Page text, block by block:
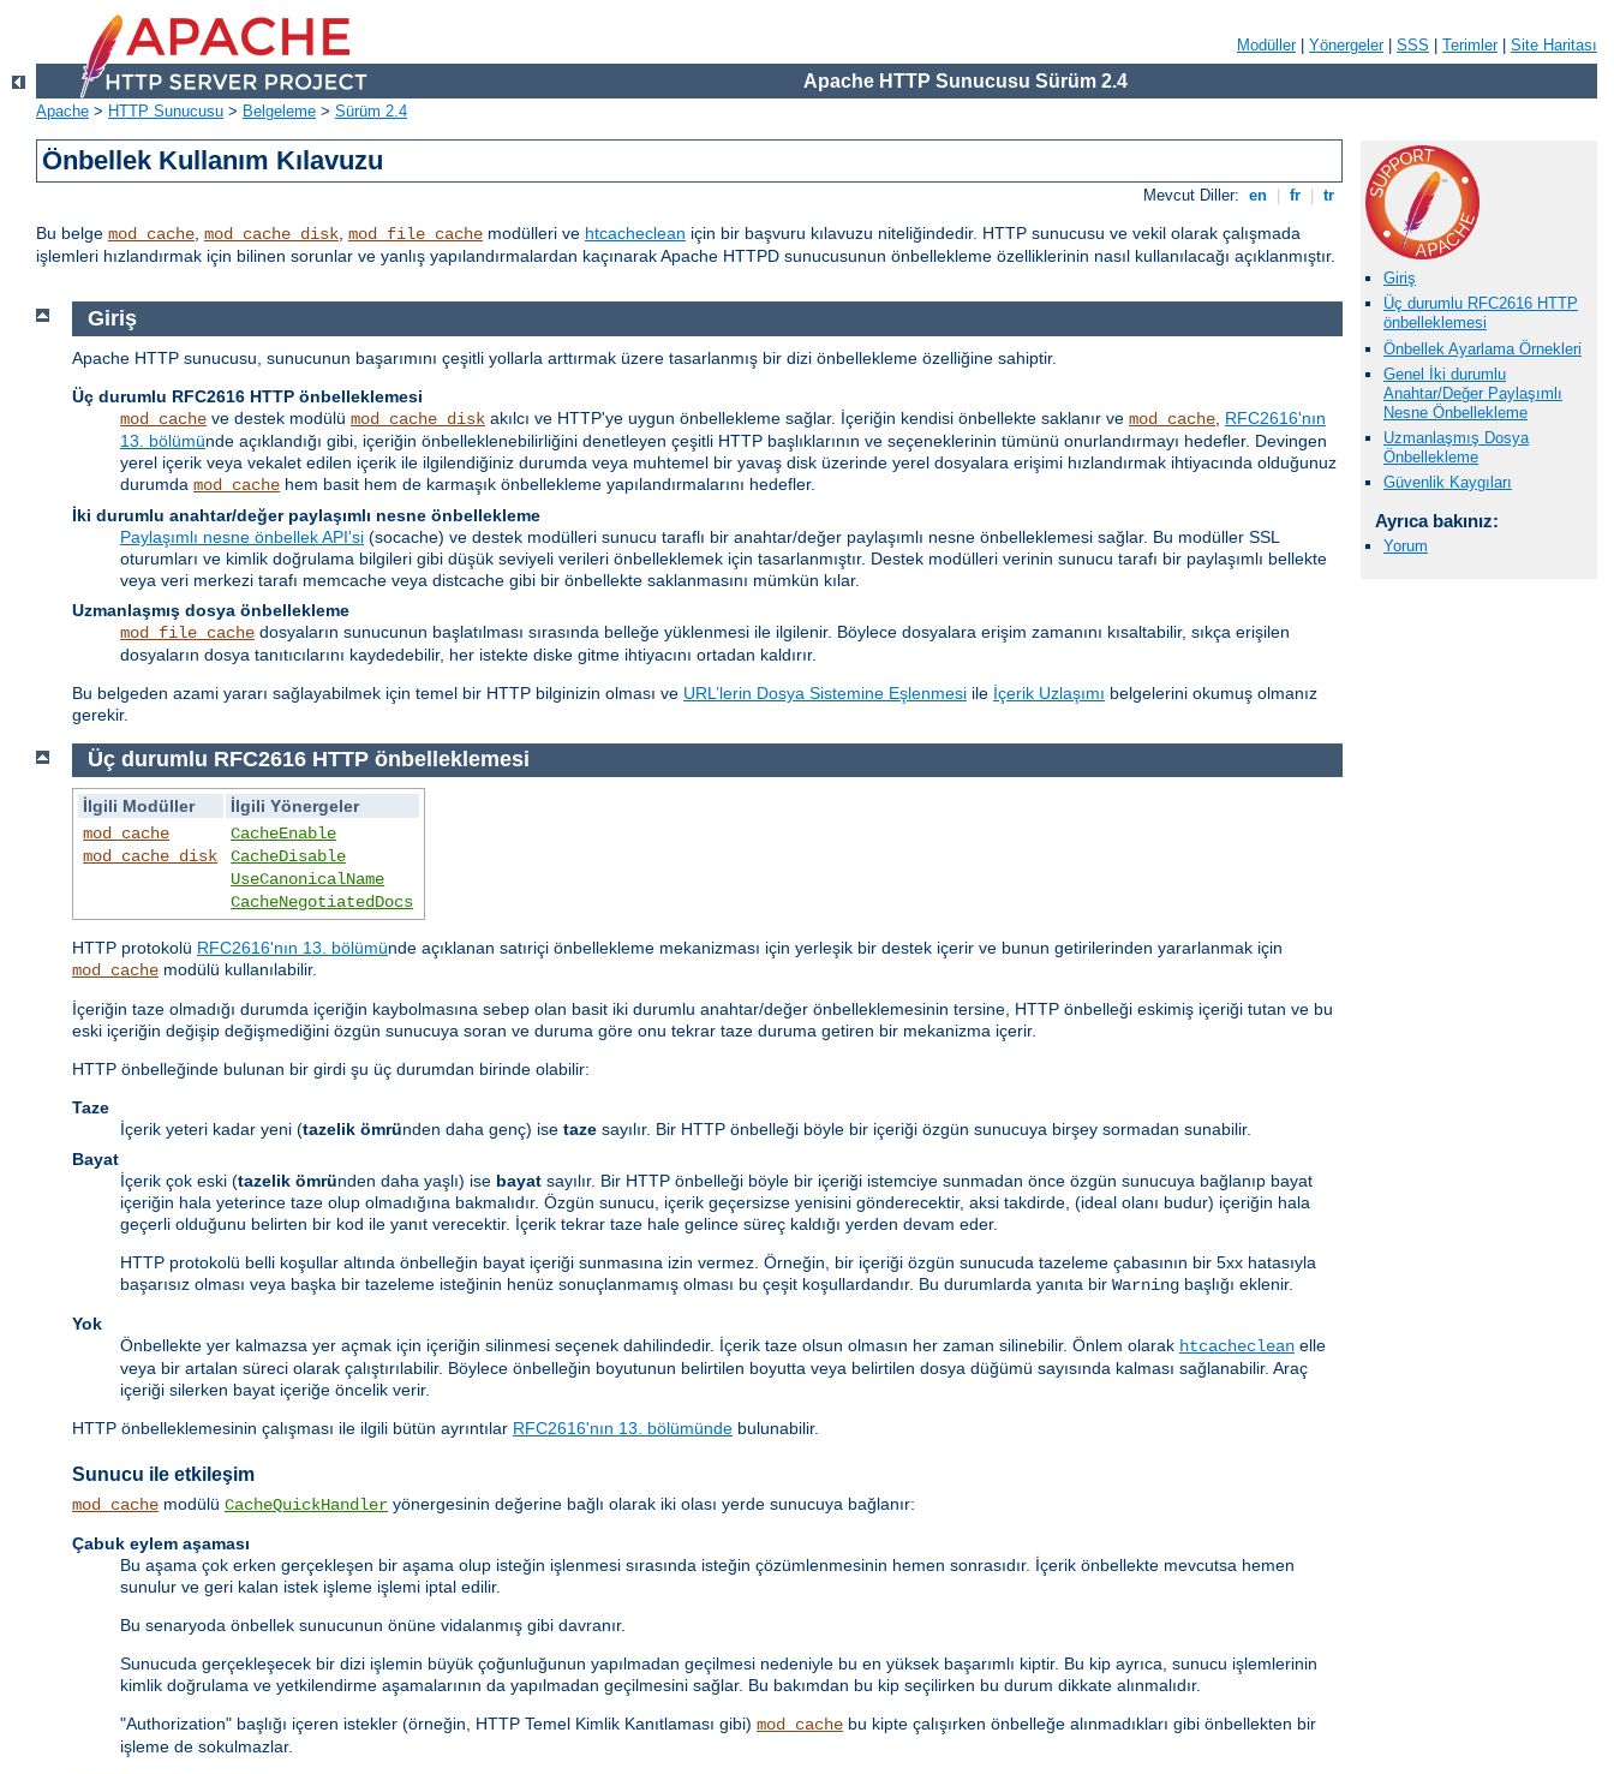
Modüller| Yönergeler| SSS Terimler| Site Haritası
Apache HTTP Sunucusu Sürüm 2.4
Apache > HTTP Sunucusu > Belgeleme > Sürüm 2.4
Önbellek Kullanım Kılavuzu
Mevcut Diller: en fr tr
Bu belge mod_cache, mod_cache_disk, mod_file_cache modülleri ve htcacheclean için bir başvuru kılavuzu niteliğindedir. HTTP sunucusu ve vekil olarak çalışmada
işlemleri hızlandırmak için bilinen sorunlar ve yanlış yapılandırmalardan kaçınarak Apache HTTPD sunucusunun önbellekleme özelliklerinin nasıl kullanılacağı açıklanmıştır.
Giriş
Üç durumlu RFC2616 HTTP
önbelleklemesi
Önbellek Ayarlama Örnekleri
Genel İki durumlu
Anahtar/Değer Paylaşımlı
Nesne Önbellekleme
Uzmanlaşmış Dosya
Önbellekleme
Güvenlik Kaygıları
Ayrıca bakınız:
Yorum
Giriş
Apache HTTP sunucusu, sunucunun başarımını çeşitli yollarla arttırmak üzere tasarlanmış bir dizi önbellekleme özelliğine sahiptir.
Üç durumlu RFC2616 HTTP önbelleklemesi
mod_cache ve destek modülü mod_cache_disk akılcı ve HTTP'ye uygun önbellekleme sağlar. İçeriğin kendisi önbellekte saklanır ve mod_cache RFC2616'nın
13. bölümünde açıklandığı gibi, içeriğin önbelleklenebilirliğini denetleyen çeşitli HTTP başlıklarının ve seçeneklerinin tümünü onurlandırmayı hedefler. Devingen
yerel içerik veya vekalet edilen içerik ile ilgilendiğiniz durumda veya muhtemel bir yavaş disk üzerinde yerel dosyalara erişimi hızlandırmak ihtiyacında olduğunuz
durumda mod_cache hem basit hem de karmaşık önbellekleme yapılandırmalarını hedefler.
İki durumlu anahtar/değer paylaşımlı nesne önbellekleme
Paylaşımlı nesne önbellek API'si (socache) ve destek modülleri sunucu taraflı bir anahtar/değer paylaşımlı nesne önbelleklemesi sağlar. Bu modüller SSL
oturumları ve kimlik doğrulama bilgileri gibi düşük seviyeli verileri önbelleklemek için tasarlanmıştır. Destek modülleri verinin sunucu tarafı bir paylaşımlı bellekte
veya veri merkezi tarafı memcache veya distcache gibi bir önbellekte saklanmasını mümkün kılar.
Uzmanlaşmış dosya önbellekleme
mod_file_cache dosyaların sunucunun başlatılması sırasında belleğe yüklenmesi ile ilgilenir. Böylece dosyalara erişim zamanını kısaltabilir, sıkça erişilen
dosyaların dosya tanıtıcılarını kaydedebilir, her istekte diske gitme ihtiyacını ortadan kaldırır.
Bu belgeden azami yararı sağlayabilmek için temel bir HTTP bilginizin olması ve URL’lerin Dosya Sistemine Eşlenmesi ile İçerik Uzlaşımı belgelerini okumuş olmanız
gerekir.
Üç durumlu RFC2616 HTTP önbelleklemesi
İlgili Modüller
İlgili Yönergeler
mod_cache
mod_cache_disk
CacheEnable
CacheDisable
UseCanonicalName
CacheNegotiatedDocs
HTTP protokolü RFC2616'nın 13. bölümünde açıklanan satıriçi önbellekleme mekanizması için yerleşik bir destek içerir ve bunun getirilerinden yararlanmak için
mod_cache modülü kullanılabilir.
İçeriğin taze olmadığı durumda içeriğin kaybolmasına sebep olan basit iki durumlu anahtar/değer önbelleklemesinin tersine, HTTP önbelleği eskimiş içeriği tutan ve bu
eski içeriğin değişip değişmediğini özgün sunucuya soran ve duruma göre onu tekrar taze duruma getiren bir mekanizma içerir.
HTTP önbelleğinde bulunan bir girdi şu üç durumdan birinde olabilir:
Taze
İçerik yeteri kadar yeni (tazelik ömründen daha genç) ise taze sayılır. Bir HTTP önbelleği böyle bir içeriği özgün sunucuya birşey sormadan sunabilir.
Bayat
İçerik çok eski (tazelik ömründen daha yaşlı) ise bayat sayılır. Bir HTTP önbelleği böyle bir içeriği istemciye sunmadan önce özgün sunucuya bağlanıp bayat
içeriğin hala yeterince taze olup olmadığına bakmalıdır. Özgün sunucu, içerik geçersizse yenisini gönderecektir, aksi takdirde, (ideal olanı budur) içeriğin hala
geçerli olduğunu belirten bir kod ile yanıt verecektir. İçerik tekrar taze hale gelince süreç kaldığı yerden devam eder.
HTTP protokolü belli koşullar altında önbelleğin bayat içeriği sunmasına izin vermez. Örneğin, bir içeriği özgün sunucuda tazeleme çabasının bir 5xx hatasıyla
başarısız olması veya başka bir tazeleme isteğinin henüz sonuçlanmamış olması bu çeşit koşullardandır. Bu durumlarda yanıta bir Warning başlığı eklenir.
Yok
Önbellekte yer kalmazsa yer açmak için içeriğin silinmesi seçenek dahilindedir. İçerik taze olsun olmasın her zaman silinebilir. Önlem olarak htcacheclean elle
veya bir artalan süreci olarak çalıştırılabilir. Böylece önbelleğin boyutunun belirtilen boyutta veya belirtilen dosya düğümü sayısında kalması sağlanabilir. Araç
içeriği silerken bayat içeriğe öncelik verir.
HTTP önbelleklemesinin çalışması ile ilgili bütün ayrıntılar RFC2616'nın 13. bölümünde bulunabilir.
Sunucu ile etkileşim
mod_cache modülü CacheQuickHandler yönergesinin değerine bağlı olarak iki olası yerde sunucuya bağlanır:
Çabuk eylem aşaması
Bu aşama çok erken gerçekleşen bir aşama olup isteğin işlenmesi sırasında isteğin çözümlenmesinin hemen sonrasıdır. İçerik önbellekte mevcutsa hemen
sunulur ve geri kalan istek işleme işlemi iptal edilir.
Bu senaryoda önbellek sunucunun önüne vidalanmış gibi davranır.
Sunucuda gerçekleşecek bir dizi işlemin büyük çoğunluğunun yapılmadan geçilmesi nedeniyle bu en yüksek başarımlı kiptir. Bu kip ayrıca, sunucu işlemlerinin
kimlik doğrulama ve yetkilendirme aşamalarının da yapılmadan geçilmesini sağlar. Bu bakımdan bu kip seçilirken bu durum dikkate alınmalıdır.
"Authorization" başlığı içeren istekler (örneğin, HTTP Temel Kimlik Kanıtlaması gibi) mod_cache bu kipte çalışırken önbelleğe alınmadıkları gibi önbellekten bir
işleme de sokulmazlar.